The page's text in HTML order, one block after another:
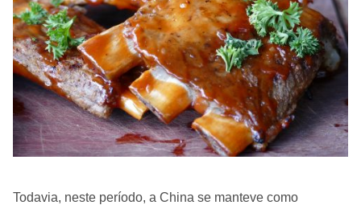
Todavia, neste período, a China se manteve como